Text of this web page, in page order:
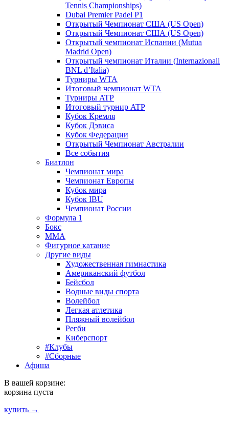
Tennis Championships)
Dubai Premier Padel P1
Открытый Чемпионат США (US Open)
Открытый Чемпионат США (US Open)
Открытый чемпионат Испании (Mutua
Madrid Open)
Открытый чемпионат Италии (Internazionali
BNL d’Italia)
Турниры WTA
Итоговый чемпионат WTA
Турниры ATP
Итоговый турнир ATP
Кубок Кремля
Кубок Дэвиса
Кубок Федерации
Открытый Чемпионат Австралии
Все события
Биатлон
Чемпионат мира
Чемпионат Европы
Кубок мира
Кубок IBU
Чемпионат России
Формула 1
Бокс
MMA
Фигурное катание
Другие виды
Художественная гимнастика
Американский футбол
Бейсбол
Водные виды спорта
Волейбол
Легкая атлетика
Пляжный волейбол
Регби
Киберспорт
#Клубы
#Сборные
Афиша
В вашей корзине:
корзина пуста
купить →